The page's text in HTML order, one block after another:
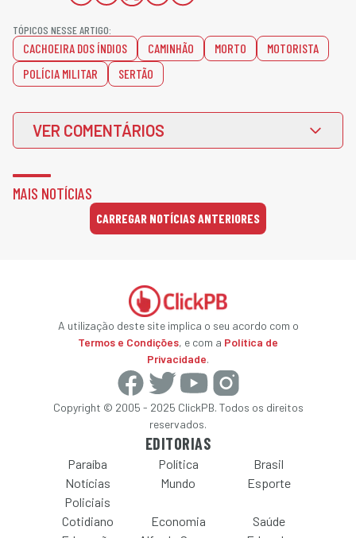
TÓPICOS NESSE ARTIGO:
CACHOEIRA DOS ÍNDIOS CAMINHÃO MORTO
MOTORISTA
POLÍCIA MILITAR
SERTÃO
VER COMENTÁRIOS
MAIS NOTÍCIAS
CARREGAR NOTÍCIAS ANTERIORES
A utilização deste site implica o seu acordo com o
Termos e Condições, e com a Política de
Privacidade.
Copyright © 2005 - 2025 ClickPB. Todos os direitos
reservados.
EDITORIAS
Paraíba Política
Brasil
Notícias
Policiais
Mundo Esporte
Cotidiano Economia
Saúde